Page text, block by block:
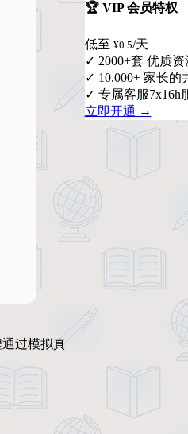
过模拟真
🏆 VIP 会员特权
低至 ¥0.5/天
✓ 2000+套 优质
✓ 10,000+ 家长的
✓ 专属客服7x16h
立即开通 →